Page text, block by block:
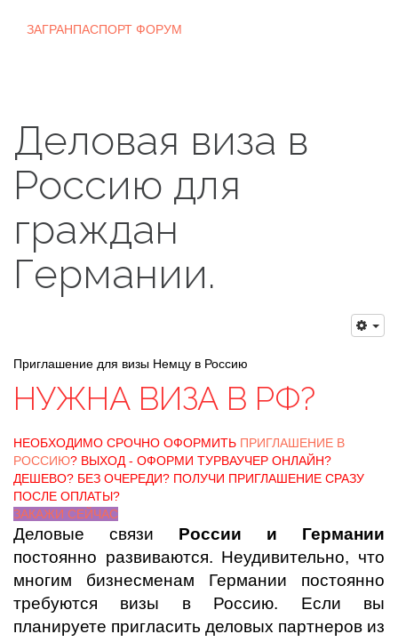
ЗАГРАНПАСПОРТ ФОРУМ
Деловая виза в
Россию для
граждан
Германии.
Приглашение для визы Немцу в Россию
НУЖНА ВИЗА В РФ?
НЕОБХОДИМО СРОЧНО ОФОРМИТЬ ПРИГЛАШЕНИЕ В
РОССИЮ? ВЫХОД - ОФОРМИ ТУРВАУЧЕР ОНЛАЙН?
ДЕШЕВО? БЕЗ ОЧЕРЕДИ? ПОЛУЧИ ПРИГЛАШЕНИЕ СРАЗУ
ПОСЛЕ ОПЛАТЫ?
ЗАКАЖИ СЕЙЧАС
Деловые связи России и Германии
постоянно развиваются. Неудивительно, что
многим бизнесменам Германии постоянно
требуются визы в Россию. Если вы
планируете пригласить деловых партнеров из